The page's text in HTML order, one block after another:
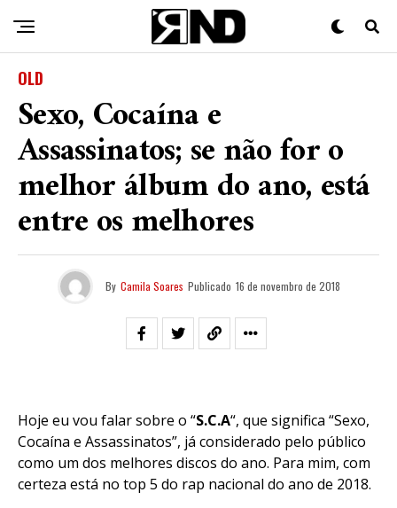
OLD
Sexo, Cocaína e
Assassinatos; se não for o
melhor álbum do ano, está
entre os melhores
By Camila Soares Publicado 16 de novembro de 2018
Hoje eu vou falar sobre o “S.C.A“, que significa “Sexo,
Cocaína e Assassinatos”, já considerado pelo público
como um dos melhores discos do ano. Para mim, com
certeza está no top 5 do rap nacional do ano de 2018.